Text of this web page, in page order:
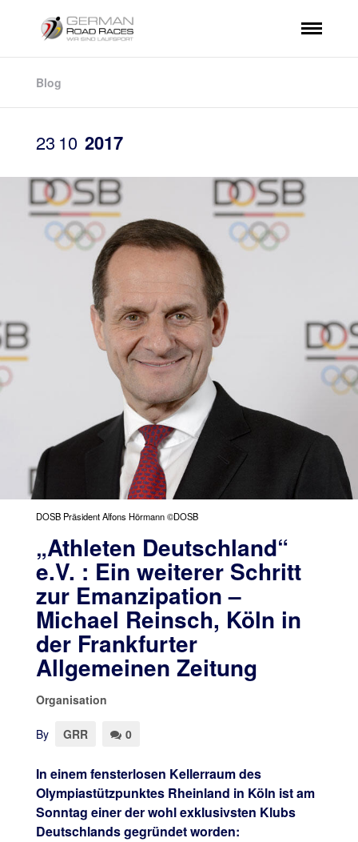
Blog
23 10 2017
DOSB Präsident Alfons Hörmann ©DOSB
„Athleten Deutschland“
e.V. : Ein weiterer Schritt
zur Emanzipation –
Michael Reinsch, Köln in
der Frankfurter
Allgemeinen Zeitung
Organisation
By GRR 0
In einem fensterlosen Kellerraum des
Olympiastützpunktes Rheinland in Köln ist am
Sonntag einer der wohl exklusivsten Klubs
Deutschlands gegründet worden: